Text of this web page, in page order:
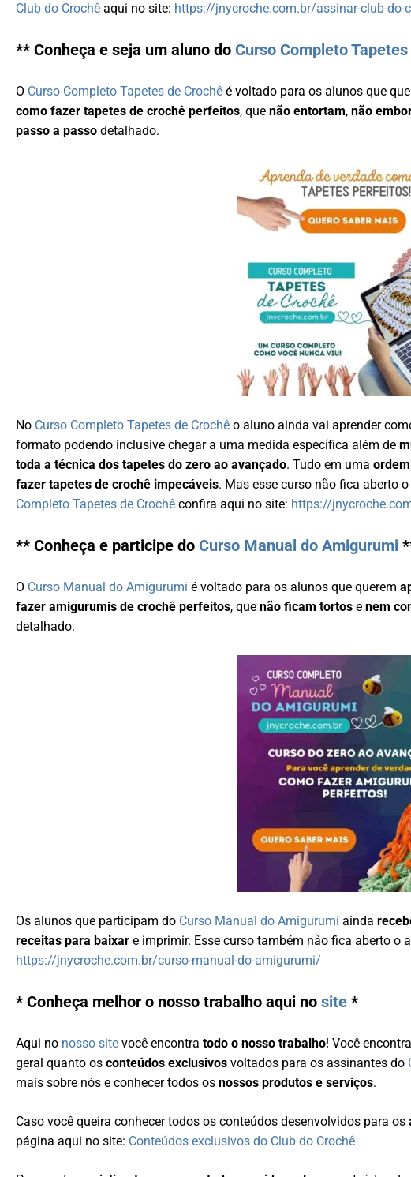
Club do Crochê aqui no site: https://jnycroche.com.br/assinar-club-do-
** Conheça e seja um aluno doCurso Completo
O Curso Completo Tapetes de Crochê é voltado para os alunos que
como fazer tapetes de crochê perfeitos, quenão entortam,não
passo a passo detalhado.
No Curso Completo Tapetes de Crochê o aluno ainda vai aprender
formato podendo inclusive chegar a uma medida específica além de
toda a técnica dos tapetes do zero ao avançado. Tudo em uma
fazer tapetes de crochê impecáveis. Mas esse curso não fica aberto
Completo Tapetes de Crochê confira aqui no site: https://
** Conheça e participe doCurso Manual do Amigurumi
O Curso Manual do Amigurumi é voltado para os alunos que querem
fazer amigurumis de crochê perfeitos, quenão ficam tortos enem
detalhado.
Os alunos que participam do Curso Manual do Amigurumi ainda
receitas para baixar e imprimir. Esse curso também não fica aberto o
https://jnycroche.com.br/curso-manual-do-amigurumi/
* Conheça melhor o nosso trabalho aqui nosite *
Aqui no nosso site você encontratodo o nosso trabalho! Você
geral quanto osconteúdos exclusivos voltados para os assinantes do
mais sobre nós e conhecer todos osnossos produtos e serviços.
Caso você queira conhecer todos os conteúdos desenvolvidos para os
página aqui no site: Conteúdos exclusivos do Club do Crochê